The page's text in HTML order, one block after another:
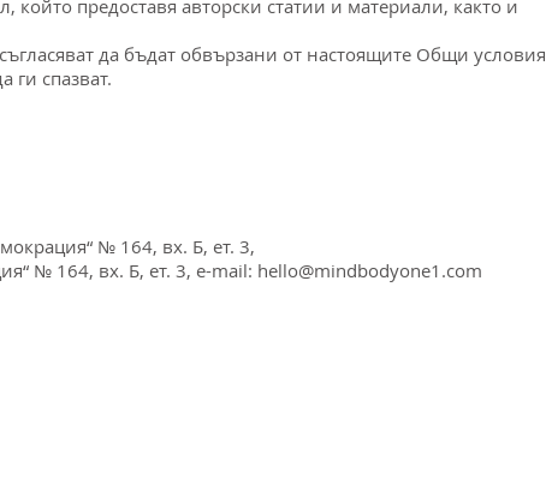
предоставя авторски статии и материали, както и
да бъдат обвързани от настоящите Общи условия
ги спазват.
№ 164, вх. Б, ет. 3,
№ 164, вх. Б, ет. 3, e-mail: hello@mindbodyone1.com